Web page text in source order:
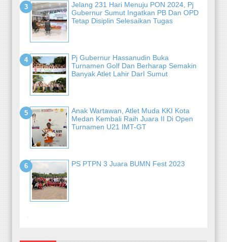
Jelang 231 Hari Menuju PON 2024, Pj
Gubernur Sumut Ingatkan PB Dan OPD
Tetap Disiplin Selesaikan Tugas
Pj Gubernur Hassanudin Buka
Turnamen Golf Dan Berharap Semakin
Banyak Atlet Lahir DarI Sumut
Anak Wartawan, Atlet Muda KKI Kota
Medan Kembali Raih Juara II Di Open
Turnamen U21 IMT-GT
PS PTPN 3 Juara BUMN Fest 2023
-